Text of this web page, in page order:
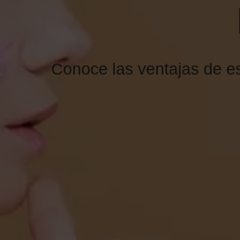
Conoce las ventajas de